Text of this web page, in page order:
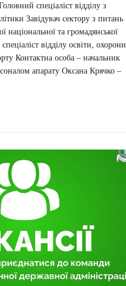
спеціаліст відділу з
Завідувач сектору з питань
національної та громадянської
відділу освіти, охорони
Контактна особа – начальник
апарату Оксана Крячко –